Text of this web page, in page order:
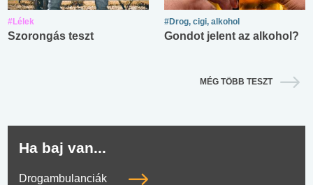
#Lélek
Szorongás teszt
#Drog, cigi, alkohol
Gondot jelent az alkohol?
MÉG TÖBB TESZT
Ha baj van...
Drogambulanciák